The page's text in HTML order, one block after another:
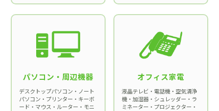
パソコン・周辺機器
デスクトップパソコン・ノート
パソコン・プリンター・キーボ
ード・マウス・ルーター・モニ
オフィス家電
液晶テレビ・電話機・空気清浄
機・加湿器・シュレッダー・ラ
ミネーター・プロジェクター・